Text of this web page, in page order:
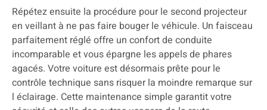
Répétez ensuite la procédure pour le second projecteur
en veillant à ne pas faire bouger le véhicule. Un faisceau
parfaitement réglé offre un confort de conduite
incomparable et vous épargne les appels de phares
agacés. Votre voiture est désormais prête pour le
contrôle technique sans risquer la moindre remarque sur
l éclairage. Cette maintenance simple garantit votre